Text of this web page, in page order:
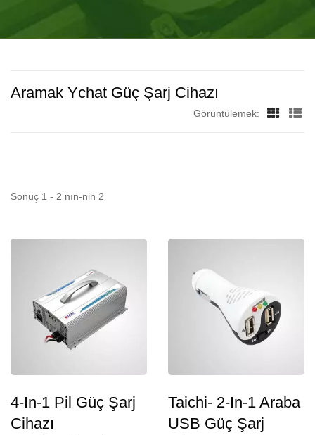
ÇÖZÜMLERI – TITAN
bulunmaktadır.
Aramak Ychat Güç Şarj Cihazı
Görüntülemek:
Sonuç 1 - 2 nın-nin 2
4-In-1 Pil Güç Şarj
Cihazı
Taichi- 2-In-1 Araba
USB Güç Şarj